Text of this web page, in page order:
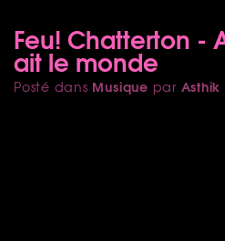
Feu! Chatterton -
ait le monde
Posté dans Musique par Asthik